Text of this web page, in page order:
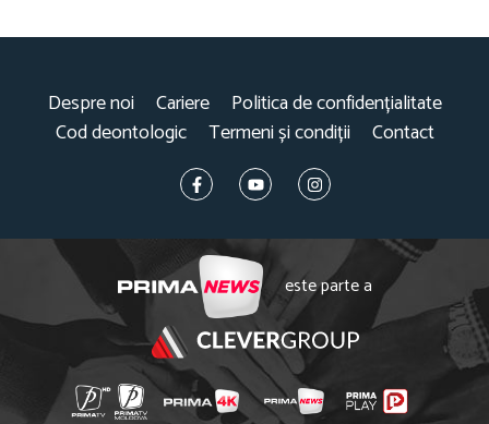
Despre noi Cariere
Politica de confidențialitate
Cod deontologic
Termeni și condiții Contact
este parte a